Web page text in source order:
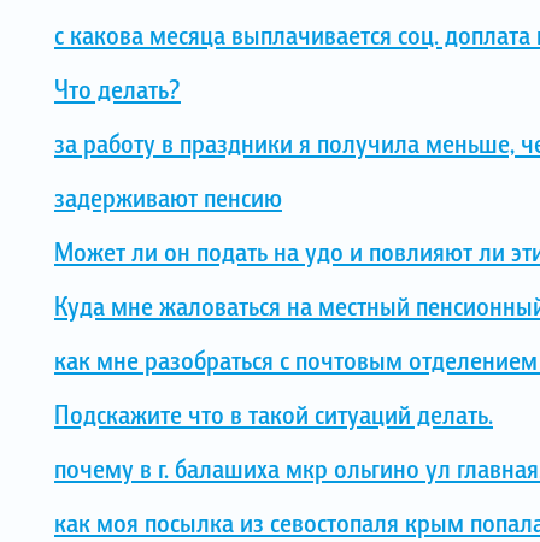
с какова месяца выплачивается соц.
Что делать?
за работу в праздники я получила меньше,
задерживают пенсию
Может ли он подать на удо и повлияют ли
Куда мне жаловаться на местный
как мне разобраться с почтовым
Подскажите что в такой ситуаций делать.
почему в г. балашиха мкр ольгино ул
как моя посылка из севостопаля крым